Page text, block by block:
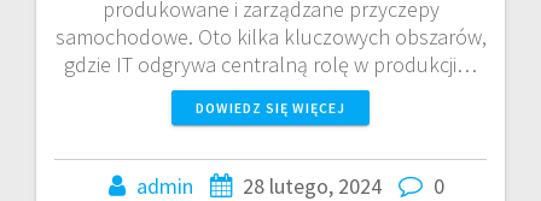
produkowane i zarządzane przyczepy
samochodowe. Oto kilka kluczowych obszarów,
gdzie IT odgrywa centralną rolę w produkcji…
DOWIEDZ SIĘ WIĘCEJ
admin 28 lutego, 2024 0